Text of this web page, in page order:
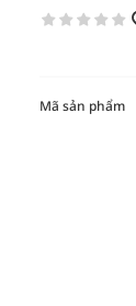
Mã sản phẩm